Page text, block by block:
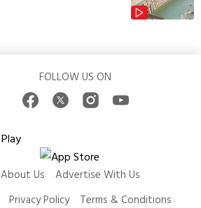
FOLLOW US ON
About Us
Advertise With Us
Privacy Policy
Terms & Conditions